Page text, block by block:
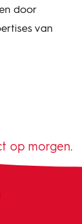
door
van
op morgen.